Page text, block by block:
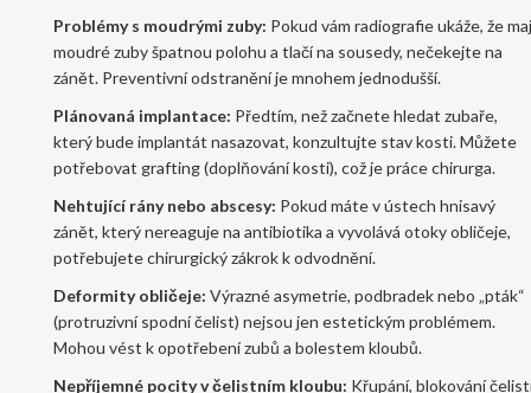
Problémy s moudrými zuby: Pokud vám radiografie ukáže, že
moudré zuby špatnou polohu a tlačí na sousedy, nečekejte na
zánět. Preventivní odstranění je mnohem jednodušší.
Plánovaná implantace: Předtím, než začnete hledat zubaře,
který bude implantát nasazovat, konzultujte stav kosti. Můžete
potřebovat grafting (doplňování kosti), což je práce chirurga.
Nehtující rány nebo abscesy: Pokud máte v ústech hnisavý
zánět, který nereaguje na antibiotika a vyvolává otoky obličeje,
potřebujete chirurgický zákrok k odvodnění.
Deformity obličeje: Výrazné asymetrie, podbradek nebo „pták“
(protruzivní spodní čelist) nejsou jen estetickým problémem.
Mohou vést k opotřebení zubů a bolestem kloubů.
Nepříjemné pocity v čelistním kloubu: Křupání, blokování